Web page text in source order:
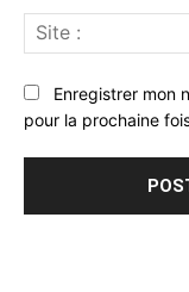
Enregistrer mon
pour la prochaine